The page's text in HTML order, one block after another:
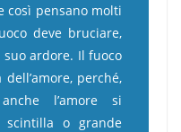
così pensano molti
deve bruciare,
ardore. Il fuoco
perché,
l’amore si
scintilla o grande